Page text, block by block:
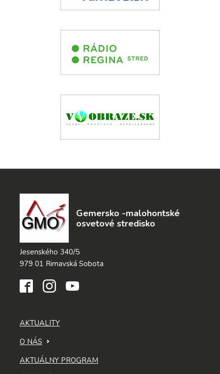
Gemersko -malohontské
osvetové stredisko
Jesenského 340/5
979 01 Rimavská Sobota
AKTUALITY
O NÁS
AKTUÁLNY PROGRAM